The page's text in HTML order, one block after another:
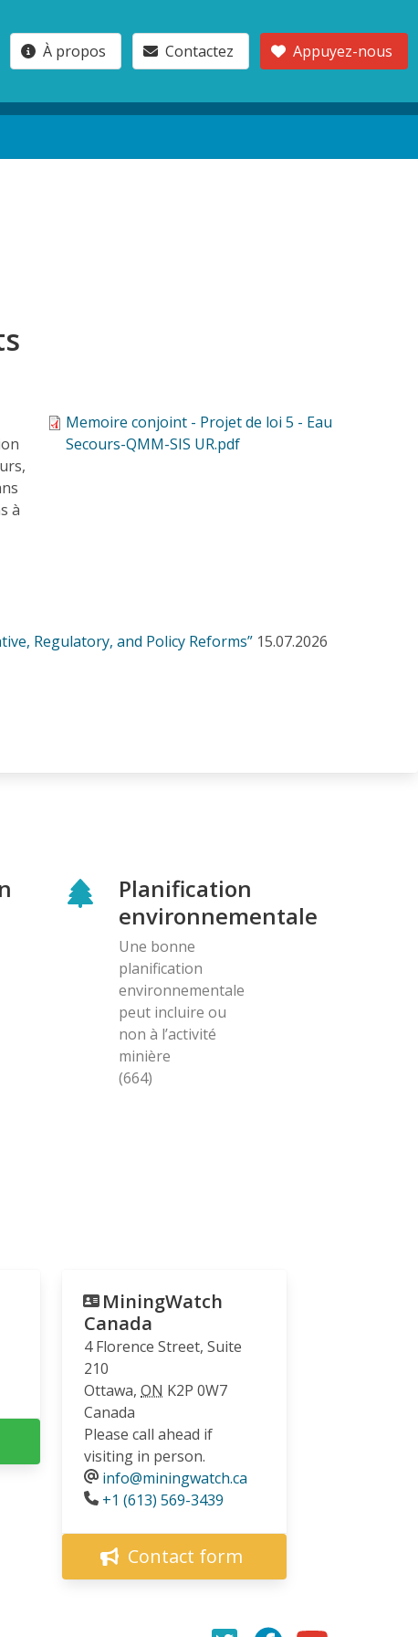
À propos Contactez Appuyez-nous
à
Memoire conjoint - Projet de loi 5 - Eau
Secours-QMM-SIS UR.pdf
Regulatory, and Policy Reforms” 15.07.2026
Planification
environnementale
Une bonne
planification
environnementale
peut incluire ou
non à l’activité
minière
(664)
MiningWatch
Canada
4 Florence Street, Suite
210
Ottawa, ON K2P 0W7
Canada
Please call ahead if
visiting in person.
info@miningwatch.ca
Phone
+1 (613) 569-3439
Contact form